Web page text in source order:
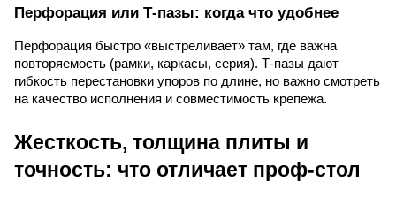
Перфорация или Т-пазы: когда что удобнее
Перфорация быстро «выстреливает» там, где важна
повторяемость (рамки, каркасы, серия). Т-пазы дают
гибкость перестановки упоров по длине, но важно смотреть
на качество исполнения и совместимость крепежа.
Жесткость, толщина плиты и
точность: что отличает проф-стол